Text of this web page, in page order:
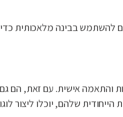
עשויים להשתמש בבינה
אינטראקטיביות והתאמה אישית. עם
שלהם, יוכלו ליצור